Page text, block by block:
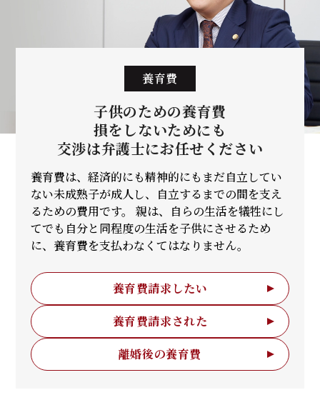
養育費
子供のための養育費
損をしないためにも
交渉は弁護士にお任せください
養育費は、経済的にも精神的にもまだ自立してい
ない未成熟子が成人し、自立するまでの間を支え
るための費用です。 親は、自らの生活を犠牲にし
てでも自分と同程度の生活を子供にさせるため
に、養育費を支払わなくてはなりません。
養育費請求したい
養育費請求された
離婚後の養育費